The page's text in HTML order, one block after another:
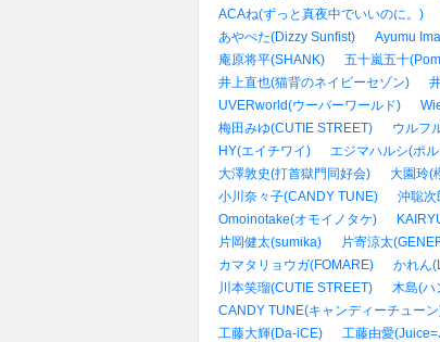
ACAね(ずっと真夜中でいいのに。)
あやぺた(Dizzy Sunfist)
Ayumu
庵原将平(SHANK)
五十嵐五十
井上直也(猫背のネイビーセゾン)
UVERworld(ウーバーワールド)
梅田みゆ(CUTIE STREET)
ウルフ
HY(エイチワイ)
エジマハルシ(ポ
大澤敦史(打首獄門同好会)
大園玲(
小川奈々子(CANDY TUNE)
沖聡
Omoinotake(オモイノタケ)
片岡健太(sumika)
片寄涼太
カマタリョウガ(FOMARE)
かれん
川本笑瑠(CUTIE STREET)
木島(ハ
CANDY TUNE(キャンディーチュー
工藤大輝(Da-iCE)
工藤由愛